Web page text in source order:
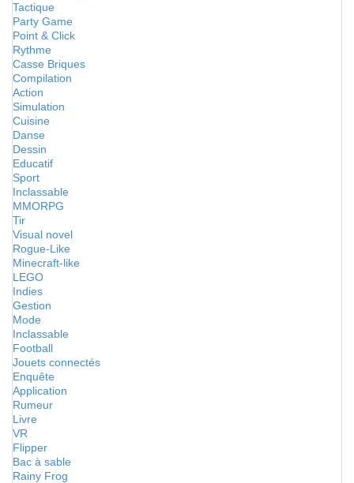
Tactique
Party Game
Point & Click
Rythme
Casse Briques
Compilation
Action
Simulation
Cuisine
Danse
Dessin
Educatif
Sport
Inclassable
MMORPG
Tir
Visual novel
Rogue-Like
Minecraft-like
LEGO
Indies
Gestion
Mode
Inclassable
Football
Jouets connectés
Enquête
Application
Rumeur
Livre
VR
Flipper
Bac à sable
Rainy Frog